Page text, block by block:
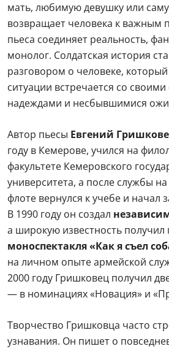
мать, любимую девушку или
возвращает человека к важным
пьеса соединяет реальность,
монолог. Солдатская история
разговором о человеке,
ситуации встречается со
надеждами и несбывшимися
Автор пьесы Евгений
году в Кемерове, учился на
факультете Кемеровского
университета, а после службы
флоте вернулся к учебе и начал
В 1990 году он создал
а широкую известность получил
моноспектакля «Как я съел
на личном опыте армейской
2000 году Гришковец получил
— в номинациях «Новация» и
Творчество Гришковца часто
узнавания. Он пишет о